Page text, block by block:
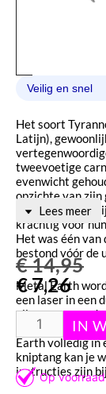
Het soort
Latijn),
tweevoetige
evenwicht
opzichte van
Tyrannosaurus
krachtig voor
Het was één
bestond vóór de
Metal Earth
een laser in een
alle
knippen,
Earth volledig in
kniptang kan je
instructies zijn
Lees meer
€14,95
€7,26